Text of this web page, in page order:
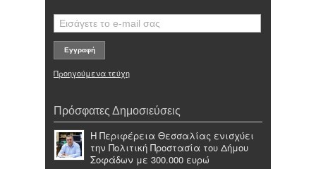
Προηγούμενα τεύχη
Πρόσφατες Δημοσιεύσεις
Η Περιφέρεια Θεσσαλίας ενισχύει
την Πολιτική Προστασία του Δήμου
Σοφάδων με 300.000 ευρώ